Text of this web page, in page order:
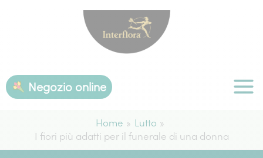
Negozio online
Home
Lutto
I fiori più adatti per il funerale di una donna